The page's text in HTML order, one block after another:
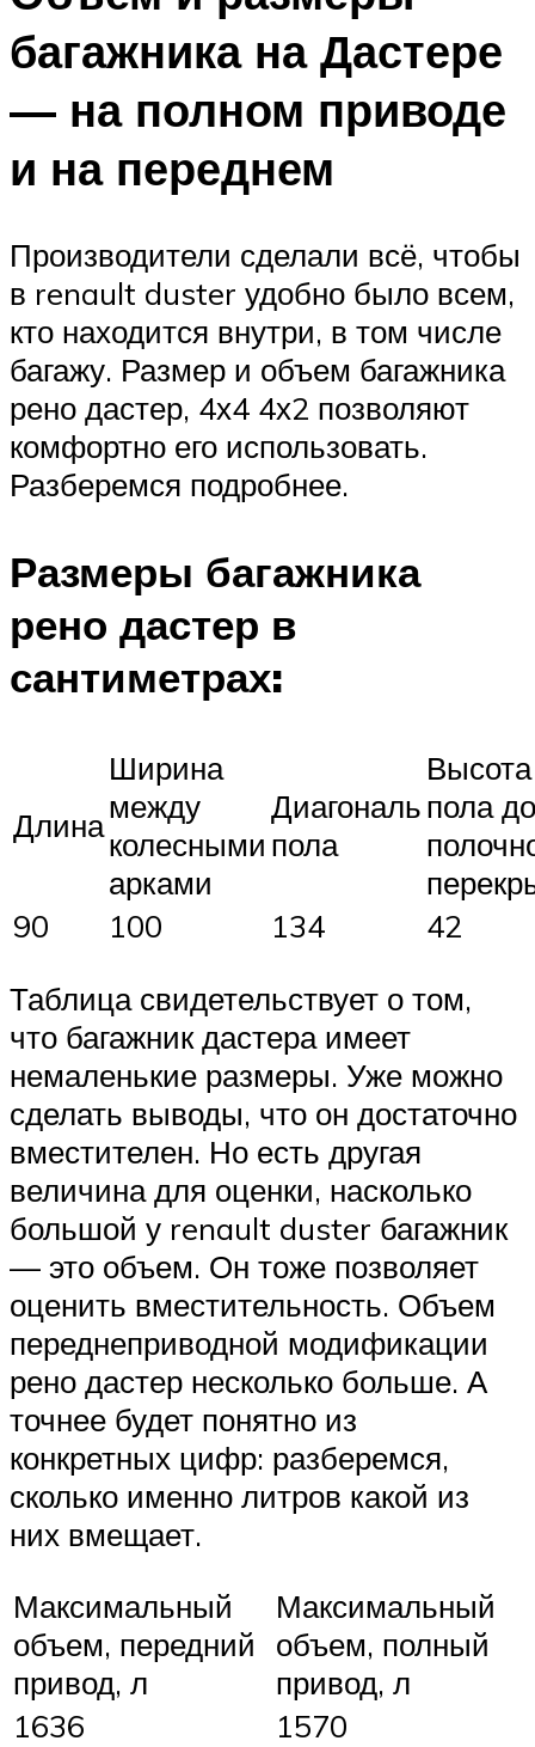
багажника на Дастере
— на полном приводе
и на переднем
Производители сделали всё, чтобы
в renault duster удобно было всем,
кто находится внутри, в том числе
багажу. Размер и объем багажника
рено дастер, 4х4 4х2 позволяют
комфортно его использовать.
Разберемся подробнее.
Размеры багажника
рено дастер в
сантиметрах:
Длина
Ширина
между
колесными
арками
Диагональ
пола
пола до
90
100 134
42
Таблица свидетельствует о том,
что багажник дастера имеет
немаленькие размеры. Уже можно
сделать выводы, что он достаточно
вместителен. Но есть другая
величина для оценки, насколько
большой у renault duster багажник
— это объем. Он тоже позволяет
оценить вместительность. Объем
переднеприводной модификации
рено дастер несколько больше. А
точнее будет понятно из
конкретных цифр: разберемся,
сколько именно литров какой из
них вмещает.
Максимальный
объем, передний
привод, л
Максимальный
объем, полный
привод, л
1636
1570